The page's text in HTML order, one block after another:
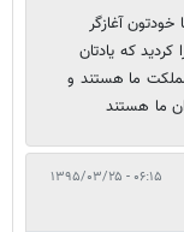
آغازگر
که یادتان
ما هستند و
ما هستند
۰۶:۱۵ - ۱۳۹۵/۰۳/۲۵